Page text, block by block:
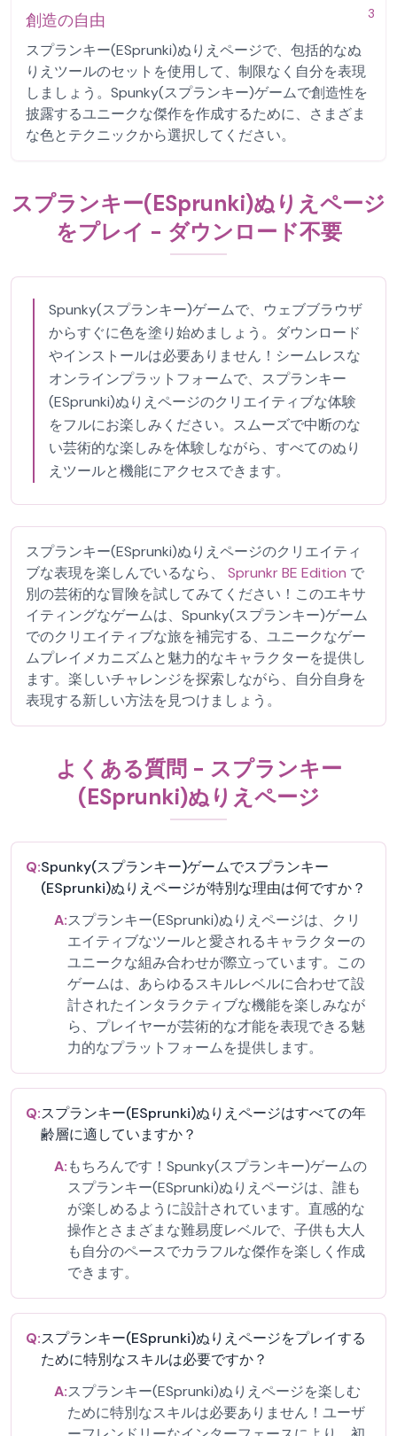
3
創造の自由
スプランキー(ESprunki)ぬりえページで、包括的なぬ
りえツールのセットを使用して、制限なく自分を表現
しましょう。Spunky(スプランキー)ゲームで創造性を
披露するユニークな傑作を作成するために、さまざま
な色とテクニックから選択してください。
スプランキー(ESprunki)ぬりえページ
をプレイ - ダウンロード不要
Spunky(スプランキー)ゲームで、ウェブブラウザ
からすぐに色を塗り始めましょう。ダウンロード
やインストールは必要ありません！シームレスな
オンラインプラットフォームで、スプランキー
(ESprunki)ぬりえページのクリエイティブな体験
をフルにお楽しみください。スムーズで中断のな
い芸術的な楽しみを体験しながら、すべてのぬり
えツールと機能にアクセスできます。
スプランキー(ESprunki)ぬりえページのクリエイティ
ブな表現を楽しんでいるなら、
Sprunkr BE Edition で
別の芸術的な冒険を試してみてください！このエキサ
イティングなゲームは、Spunky(スプランキー)ゲーム
でのクリエイティブな旅を補完する、ユニークなゲー
ムプレイメカニズムと魅力的なキャラクターを提供し
ます。楽しいチャレンジを探索しながら、自分自身を
表現する新しい方法を見つけましょう。
よくある質問 - スプランキー
(ESprunki)ぬりえページ
Q:Spunky(スプランキー)ゲームでスプランキー
(ESprunki)ぬりえページが特別な理由は何ですか？
A:スプランキー(ESprunki)ぬりえページは、クリ
エイティブなツールと愛されるキャラクターの
ユニークな組み合わせが際立っています。この
ゲームは、あらゆるスキルレベルに合わせて設
計されたインタラクティブな機能を楽しみなが
ら、プレイヤーが芸術的な才能を表現できる魅
力的なプラットフォームを提供します。
Q:スプランキー(ESprunki)ぬりえページはすべての年
齢層に適していますか？
A:もちろんです！Spunky(スプランキー)ゲームの
スプランキー(ESprunki)ぬりえページは、誰も
が楽しめるように設計されています。直感的な
操作とさまざまな難易度レベルで、子供も大人
も自分のペースでカラフルな傑作を楽しく作成
できます。
Q:スプランキー(ESprunki)ぬりえページをプレイする
ために特別なスキルは必要ですか？
A:スプランキー(ESprunki)ぬりえページを楽しむ
ために特別なスキルは必要ありません！ユーザ